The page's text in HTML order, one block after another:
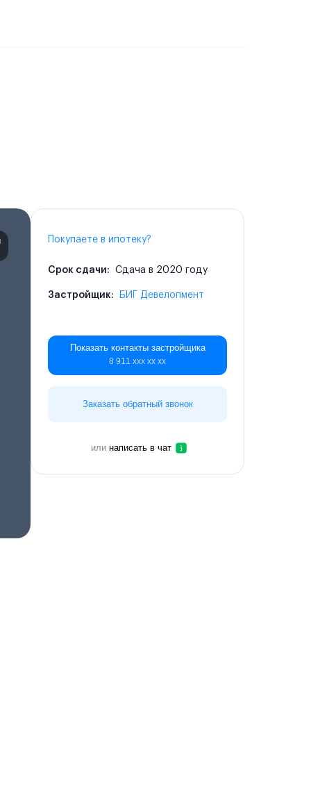
Покупаете в ипотеку?
Срок сдачи: Сдача в 2020 году
Застройщик: БИГ Девелопмент
Показать контакты застройщика
8 911 ххх хх хх
Заказать обратный звонок
или написать в чат